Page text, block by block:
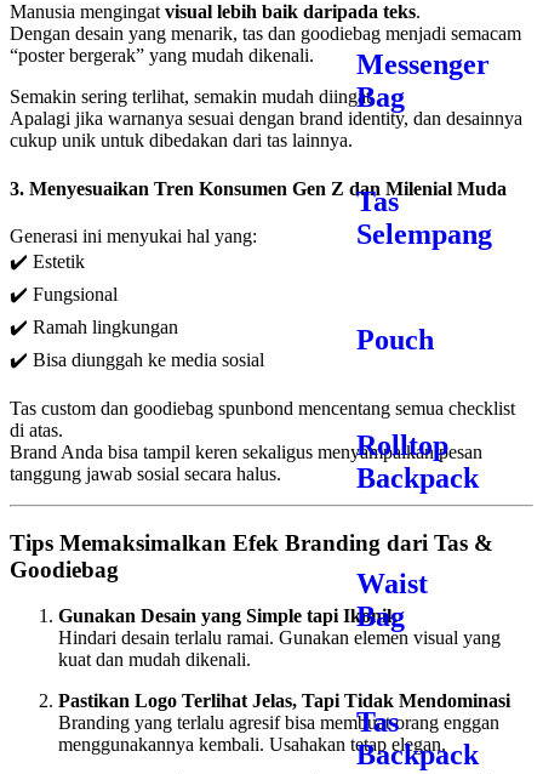
Messenger
Bag
Tas
Selempang
Pouch
Rolltop
Backpack
Waist
Bag
Tas
Backpack
Manusia mengingatvisual lebih baik daripada teks.
Dengan desain yang menarik, tas dan goodiebag menjadi semacam
“poster bergerak” yang mudah dikenali.
Semakin sering terlihat, semakin mudah diingat.
Apalagi jika warnanya sesuai dengan brand identity, dan desainnya
cukup unik untuk dibedakan dari tas lainnya.
3. Menyesuaikan Tren Konsumen Gen Z dan Milenial Muda
Generasi ini menyukai hal yang:
✔️ Estetik
✔️ Fungsional
✔️ Ramah lingkungan
✔️ Bisa diunggah ke media sosial
Tas custom dan goodiebag spunbond mencentang semua checklist
di atas.
Brand Anda bisa tampil keren sekaligus menyampaikan pesan
tanggung jawab sosial secara halus.
Tips Memaksimalkan Efek Branding dari Tas &
Goodiebag
Gunakan Desain yang Simple tapi Ikonik
Hindari desain terlalu ramai. Gunakan elemen visual yang
kuat dan mudah dikenali.
Pastikan Logo Terlihat Jelas, Tapi Tidak Mendominasi
Branding yang terlalu agresif bisa membuat orang enggan
menggunakannya kembali. Usahakan tetap elegan.